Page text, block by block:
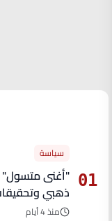
01
سياسة
ذهبي
منذ 4 أيام